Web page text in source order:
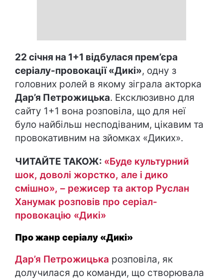
22 січня на 1+1 відбулася прем’єра
серіалу-провокації «Дикі», одну з
головних ролей в якому зіграла акторка
Дар’я Петрожицька. Ексклюзивно для
сайту 1+1 вона розповіла, що для неї
було найбільш несподіваним, цікавим та
провокативним на зйомках «Диких».
ЧИТАЙТЕ ТАКОЖ: «Буде культурний
шок, доволі жорстко, але і дико
смішно», – режисер та актор Руслан
Ханумак розповів про серіал-
провокацію «Дикі»
Про жанр серіалу «Дикі»
Дар’я Петрожицька розповіла, як
долучилася до команди, що створювала